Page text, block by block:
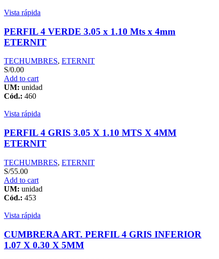
Vista rápida
PERFIL 4 VERDE 3.05 x 1.10 Mts x 4mm
ETERNIT
TECHUMBRES, ETERNIT
S/0.00
Add to cart
UM: unidad
Cód.: 460
Vista rápida
PERFIL 4 GRIS 3.05 X 1.10 MTS X 4MM
ETERNIT
TECHUMBRES, ETERNIT
S/55.00
Add to cart
UM: unidad
Cód.: 453
Vista rápida
CUMBRERA ART. PERFIL 4 GRIS INFERIOR
1.07 X 0.30 X 5MM